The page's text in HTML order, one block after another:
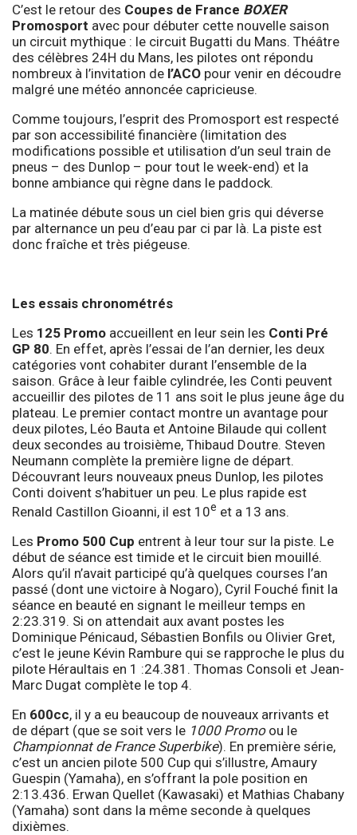
C’est le retour des Coupes de France BOXER
Promosport avec pour débuter cette nouvelle saison
un circuit mythique : le circuit Bugatti du Mans. Théâtre
des célèbres 24H du Mans, les pilotes ont répondu
nombreux à l’invitation de l’ACO pour venir en découdre
malgré une météo annoncée capricieuse.
Comme toujours, l’esprit des Promosport est respecté
par son accessibilité financière (limitation des
modifications possible et utilisation d’un seul train de
pneus – des Dunlop – pour tout le week-end) et la
bonne ambiance qui règne dans le paddock.
La matinée débute sous un ciel bien gris qui déverse
par alternance un peu d’eau par ci par là. La piste est
donc fraîche et très piégeuse.
Les essais chronométrés
Les 125 Promo accueillent en leur sein les Conti Pré
GP 80. En effet, après l’essai de l’an dernier, les deux
catégories vont cohabiter durant l’ensemble de la
saison. Grâce à leur faible cylindrée, les Conti peuvent
accueillir des pilotes de 11 ans soit le plus jeune âge du
plateau. Le premier contact montre un avantage pour
deux pilotes, Léo Bauta et Antoine Bilaude qui collent
deux secondes au troisième, Thibaud Doutre. Steven
Neumann complète la première ligne de départ.
Découvrant leurs nouveaux pneus Dunlop, les pilotes
Conti doivent s’habituer un peu. Le plus rapide est
Renald Castillon Gioanni, il est 10e et a 13 ans.
Les Promo 500 Cup entrent à leur tour sur la piste. Le
début de séance est timide et le circuit bien mouillé.
Alors qu’il n’avait participé qu’à quelques courses l’an
passé (dont une victoire à Nogaro), Cyril Fouché finit la
séance en beauté en signant le meilleur temps en
2:23.319. Si on attendait aux avant postes les
Dominique Pénicaud, Sébastien Bonfils ou Olivier Gret,
c’est le jeune Kévin Rambure qui se rapproche le plus du
pilote Héraultais en 1 :24.381. Thomas Consoli et Jean-
Marc Dugat complète le top 4.
En 600cc, il y a eu beaucoup de nouveaux arrivants et
de départ (que se soit vers le 1000 Promoou le
Championnat de France Superbike). En première série,
c’est un ancien pilote 500 Cup qui s’illustre, Amaury
Guespin (Yamaha), en s’offrant la pole position en
2:13.436. Erwan Quellet (Kawasaki) et Mathias Chabany
(Yamaha) sont dans la même seconde à quelques
dixièmes.